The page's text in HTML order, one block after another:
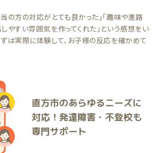
の方の対応がとても良かった」「趣味や進路
やすい雰囲気を作ってくれた」という感想をい
ずは実際に体験して、お子様の反応を確かめて
直方市のあらゆるニーズに
対応！発達障害・不登校も
専門サポート